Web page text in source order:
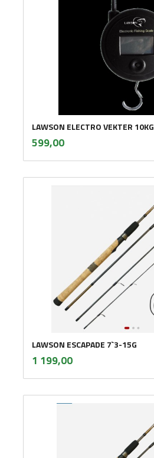
LAWSON ELECTRO VEKTER 10KG
Pris
599,00mva.
LAWSON ESCAPADE 7`3-15G
Pris
1 199,00mva.